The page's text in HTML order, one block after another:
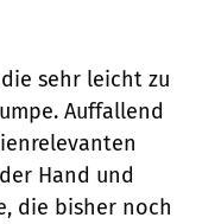
sehr leicht zu
Auffallend
Hand und
die bisher noch